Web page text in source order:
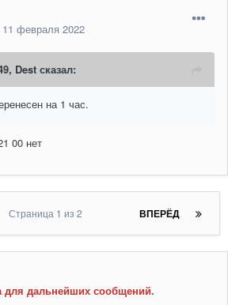
11 февраля 2022
Dest сказал:
на 1 час.
00 нет
ВПЕРЁД
Страница 1 из 2
для дальнейших сообщений.